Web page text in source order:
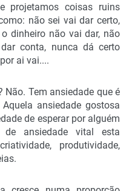
projetamos coisas ruins
não sei vai dar certo,
dinheiro não vai dar, não
conta, nunca dá certo
ai vai....
Não. Tem ansiedade que é
ansiedade gostosa
de esperar por alguém
de ansiedade vital esta
produtividade,